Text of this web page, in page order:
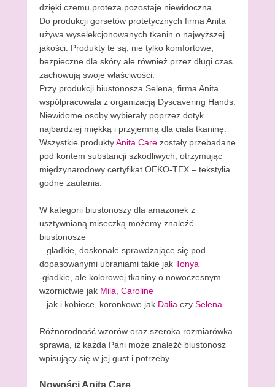
dzięki czemu proteza pozostaje niewidoczna.
Do produkcji gorsetów protetycznych firma Anita
używa wyselekcjonowanych tkanin o najwyższej
jakości. Produkty te są, nie tylko komfortowe,
bezpieczne dla skóry ale również przez długi czas
zachowują swoje właściwości.
Przy produkcji biustonosza Selena, firma Anita
współpracowała z organizacją Dyscavering Hands.
Niewidome osoby wybierały poprzez dotyk
najbardziej miękką i przyjemną dla ciała tkaninę.
Wszystkie produktyAnita Care zostały przebadane
pod kontem substancji szkodliwych, otrzymując
międzynarodowy certyfikat OEKO-TEX – tekstylia
godne zaufania.
W kategorii biustonoszy dla amazonek z
usztywnianą miseczką możemy znaleźć
biustonosze
– gładkie, doskonale sprawdzające się pod
dopasowanymi ubraniami takie jak Tonya
-gładkie, ale kolorowej tkaniny o nowoczesnym
wzornictwie jak Mila, Caroline
– jak i kobiece, koronkowe jak Dalia czy Selena
Różnorodność wzorów oraz szeroka rozmiarówka
sprawia, iż każda Pani może znaleźć biustonosz
wpisujący się w jej gust i potrzeby.